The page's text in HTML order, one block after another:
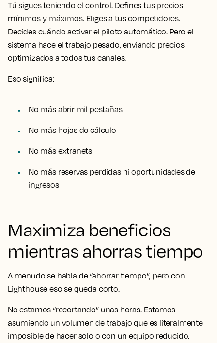
Tú sigues teniendo el control. Defines tus precios
mínimos y máximos. Eliges a tus competidores.
Decides cuándo activar el piloto automático. Pero el
sistema hace el trabajo pesado, enviando precios
optimizados a todos tus canales.
Eso significa:
No más abrir mil pestañas
No más hojas de cálculo
No más extranets
No más reservas perdidas ni oportunidades de
ingresos
Maximiza beneficios
mientras ahorras tiempo
A menudo se habla de “ahorrar tiempo”, pero con
Lighthouse eso se queda corto.
No estamos “recortando” unas horas. Estamos
asumiendo un volumen de trabajo que es literalmente
imposible de hacer solo o con un equipo reducido.